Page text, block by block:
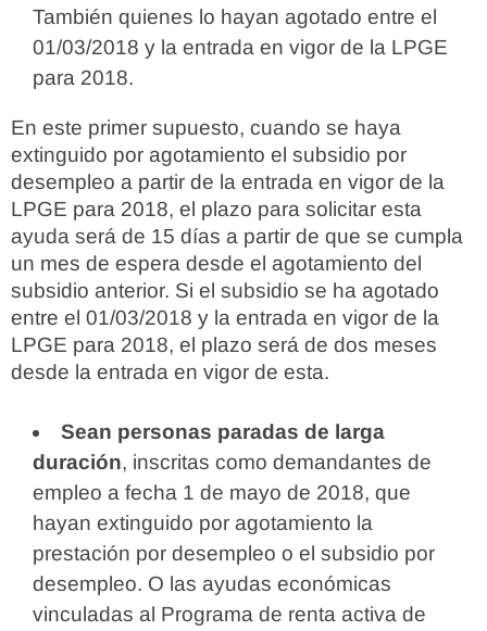
También quienes lo hayan agotado entre el
01/03/2018 y la entrada en vigor de la LPGE
para 2018.
En este primer supuesto, cuando se haya
extinguido por agotamiento el subsidio por
desempleo a partir de la entrada en vigor de la
LPGE para 2018, el plazo para solicitar esta
ayuda será de 15 días a partir de que se cumpla
un mes de espera desde el agotamiento del
subsidio anterior. Si el subsidio se ha agotado
entre el 01/03/2018 y la entrada en vigor de la
LPGE para 2018, el plazo será de dos meses
desde la entrada en vigor de esta.
Sean personas paradas de larga
duración, inscritas como demandantes de
empleo a fecha 1 de mayo de 2018, que
hayan extinguido por agotamiento la
prestación por desempleo o el subsidio por
desempleo. O las ayudas económicas
vinculadas al Programa de renta activa de